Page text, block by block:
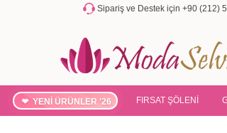
Sipariş ve Destek için +90 (212)
YENİ ÜRÜNLER '26 FIRSAT ŞÖLENİ